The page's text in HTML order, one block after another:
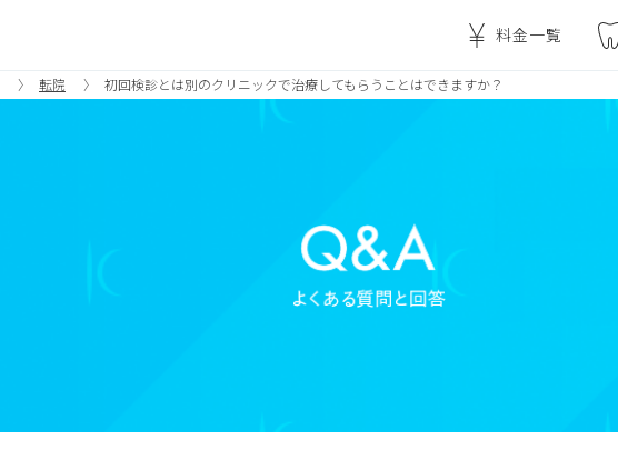
料金一覧
転院 初回検診とは別のクリニックで治療してもらうことはできますか？